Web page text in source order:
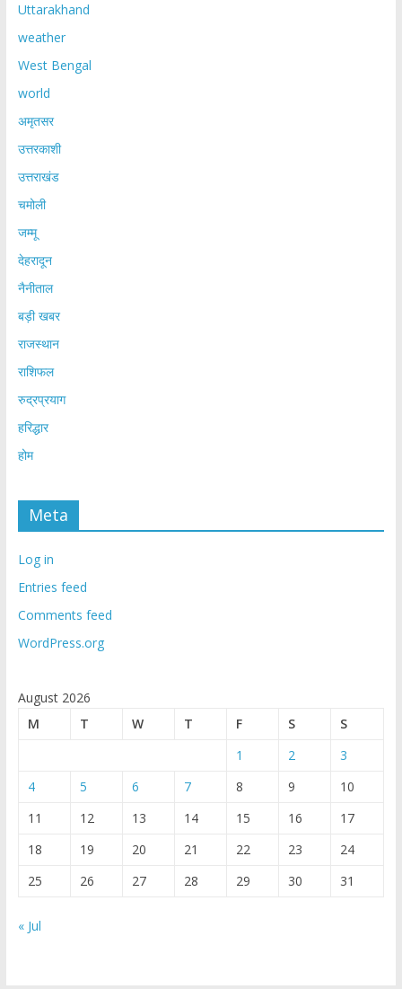
Uttarakhand
weather
West Bengal
world
अमृतसर
उत्तरकाशी
उत्तराखंड
चमोली
जम्मू
देहरादून
नैनीताल
बड़ी खबर
राजस्थान
राशिफल
रुद्रप्रयाग
हरिद्धार
होम
Meta
Log in
Entries feed
Comments feed
WordPress.org
August 2026
M
T W T F S
S
1
2
3
4
5 6 7 8 9
10
11
12 13 14 15 16
17
18
19 20 21 22 23
24
25
26 27 28 29 30 31
« Jul